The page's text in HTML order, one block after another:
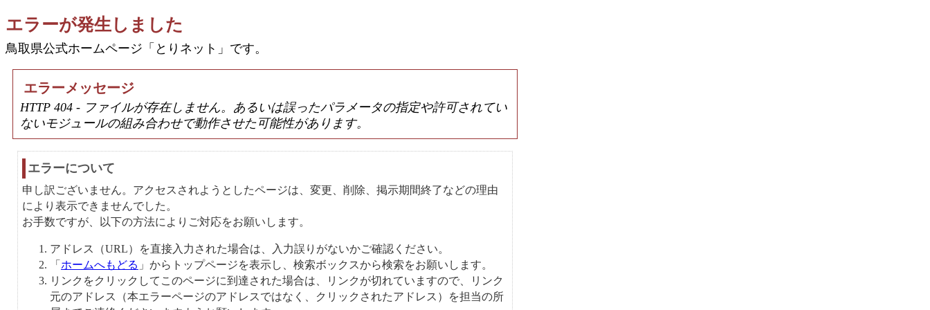
エラーが発生しました
鳥取県公式ホームページ「とりネット」です。
エラーメッセージ
HTTP 404 - ファイルが存在しません。あるいは誤ったパラメータの指定や許可されてい
ないモジュールの組み合わせで動作させた可能性があります。
エラーについて
申し訳ございません。アクセスされようとしたページは、変更、削除、掲示期間終了などの理由
により表示できませんでした。
お手数ですが、以下の方法によりご対応をお願いします。
アドレス（URL）を直接入力された場合は、入力誤りがないかご確認ください。
「 ホームへもどる 」からトップページを表示し、検索ボックスから検索をお願いします。
リンクをクリックしてこのページに到達された場合は、リンクが切れていますので、リンク
元のアドレス（本エラーページのアドレスではなく、クリックされたアドレス）を担当の所